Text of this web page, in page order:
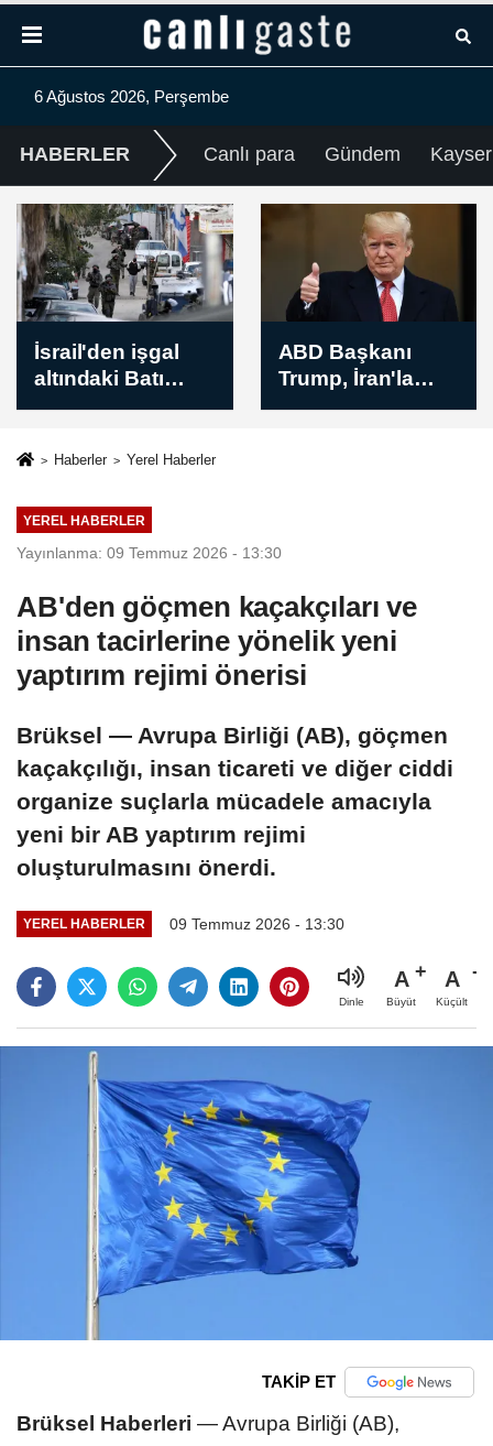
6 Ağustos 2026, Perşembe
HABERLER Canlı para Gündem
ABD Başkanı
Trump, İran'la
anlaşmanın
sağlanabileceğini
New York borsası
düşüşle kapandı
Haberler Yerel Haberler
YEREL HABERLER
Yayınlanma: 09 Temmuz 2026 - 13:30
AB'den göçmen kaçakçıları ve
insan tacirlerine yönelik yeni
yaptırım rejimi önerisi
Brüksel — Avrupa Birliği (AB), göçmen
kaçakçılığı, insan ticareti ve diğer ciddi
organize suçlarla mücadele amacıyla
yeni bir AB yaptırım rejimi
oluşturulmasını önerdi.
YEREL HABERLER 09 Temmuz 2026 - 13:30
Dinle
A
Büyüt
A
Küçült
TAKİP ET
Brüksel Haberleri —Avrupa Birliği (AB),